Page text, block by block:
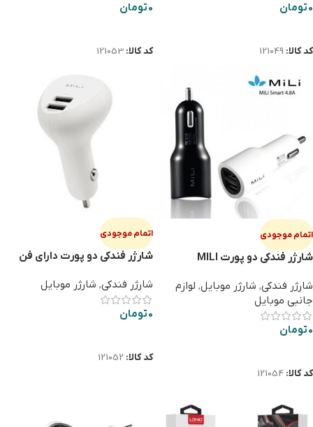
0تومان
کد کالا: 121049
0تومان
کد کالا: 121053
اتمام موجودی
شارژر فندکی دو پورت MILI
شارژر فندکی, شارژر موبایل, لوازم
جانبی موبایل
0تومان
کد کالا: 121054
اتمام موجودی
شارژر فندکی دو پورت دارای فن
شارژر فندکی, شارژر موبایل
0تومان
کد کالا: 121052